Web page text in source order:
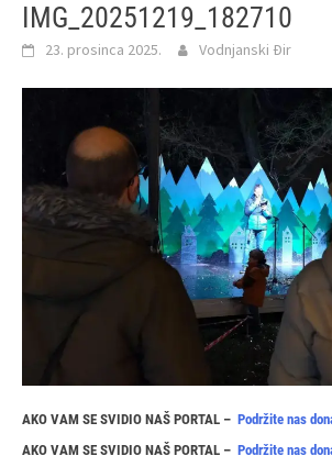
IMG_20251219_182710
23. prosinca 2025. Vodnjanski Đir
AKO VAM SE SVIDIO NAŠ PORTAL – Podržite nas
AKO VAM SE SVIDIO NAŠ PORTAL – Podržite nas